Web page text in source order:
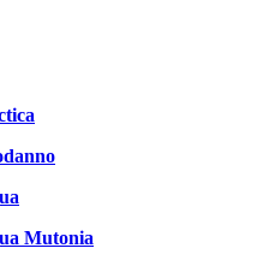
Mutonia